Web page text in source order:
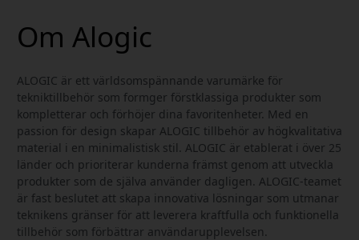
Om Alogic
ALOGIC är ett världsomspännande varumärke för
tekniktillbehör som formger förstklassiga produkter som
kompletterar och förhöjer dina favoritenheter. Med en
passion för design skapar ALOGIC tillbehör av högkvalitativa
material i en minimalistisk stil. ALOGIC är etablerat i över 25
länder och prioriterar kunderna främst genom att utveckla
produkter som de själva använder dagligen. ALOGIC-teamet
är fast beslutet att skapa innovativa lösningar som utmanar
teknikens gränser för att leverera kraftfulla och funktionella
tillbehör som förbättrar användarupplevelsen.